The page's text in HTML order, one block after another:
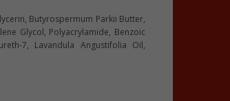
Butyrospermum Parkii Butter,
Glycol, Polyacrylamide, Benzoic
7, Lavandula Angustifolia Oil,